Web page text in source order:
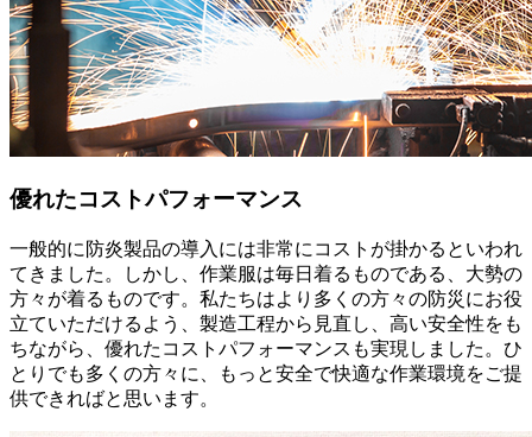
優れたコストパフォーマンス
一般的に防炎製品の導入には非常にコストが掛かるといわれ
てきました。しかし、作業服は毎日着るものである、大勢の
方々が着るものです。私たちはより多くの方々の防災にお役
立ていただけるよう、製造工程から見直し、高い安全性をも
ちながら、優れたコストパフォーマンスも実現しました。ひ
とりでも多くの方々に、もっと安全で快適な作業環境をご提
供できればと思います。